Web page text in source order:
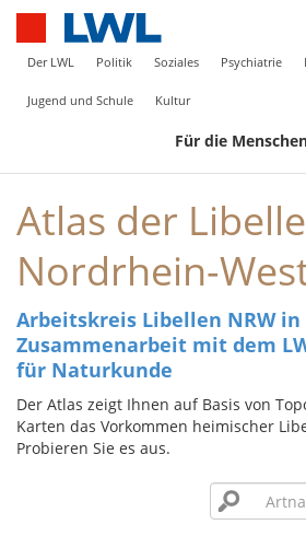
Der LWL Politik Soziales Psychiatrie
Jugend und Schule Kultur
Für die
Atlas der
Nordrhein-
Arbeitskreis Libellen NRW in
Zusammenarbeit mit dem
für Naturkunde
Der Atlas zeigt Ihnen auf Basis von
Karten das Vorkommen heimischer
Probieren Sie es aus.